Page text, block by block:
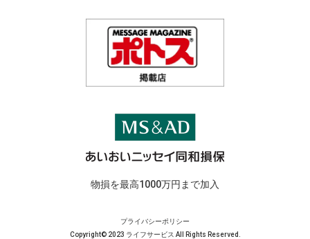
物損を最高1000万円まで加入
プライバシーポリシー
Copyright© 2023 ライフサービス All Rights Reserved.